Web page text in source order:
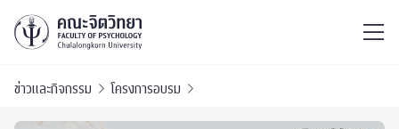
ข่าวและกิจกรรม โครงการอบรม